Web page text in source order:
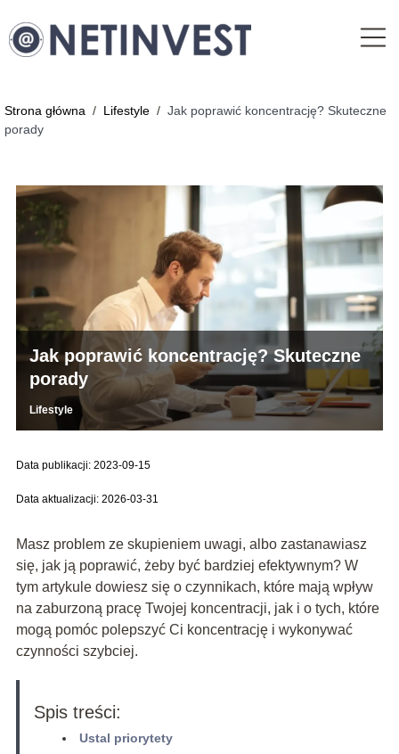
Strona główna / Lifestyle / Jak poprawić koncentrację? Skuteczne
porady
Jak poprawić koncentrację? Skuteczne
porady
Lifestyle
Data publikacji: 2023-09-15
Data aktualizacji: 2026-03-31
Masz problem ze skupieniem uwagi, albo zastanawiasz
się, jak ją poprawić, żeby być bardziej efektywnym? W
tym artykule dowiesz się o czynnikach, które mają wpływ
na zaburzoną pracę Twojej koncentracji, jak i o tych, które
mogą pomóc polepszyć Ci koncentrację i wykonywać
czynności szybciej.
Spis treści:
Ustal priorytety